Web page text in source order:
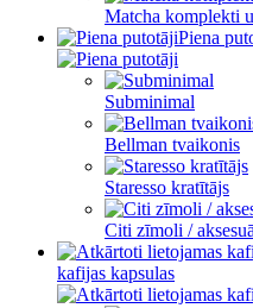
Matcha komplekti
Piena
Subminimal
Bellman tvaikonis
Staresso kratītājs
Citi zīmoli /
kafijas kapsulas